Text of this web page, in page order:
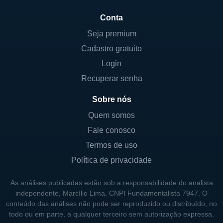
relacionamento com as comunidades onde
opera. Assim, a empresa não só visa a
rentabilidade, mas também se preocupa com
a responsabilidade social e ambiental de
suas atividades.
A exploração e produção são atividades
fluxo de caixa estável. A empresa utiliza
tecnologias avançadas para maximizar a
recuperação de recursos, assegurando uma
operação lucrativa e com foco na eficiência
a Falcon também investe em projetos de
responsabilidade ambiental, buscando
sempre minimizar sua pegada de carbono e
Conta
Seja premium
Cadastro gratuito
Login
Recuperar senha
Sobre nós
Quem somos
Fale conosco
Termos de uso
Política de privacidade
As análises publicadas estão sob a responsabilidade do analista
independente, Marcílio Lima, CNPI Fundamentalista 7947. O
conteúdo das análises não pode ser reproduzido ou distribuído, no
todo ou em parte, a qualquer terceiro sem autorização expressa.